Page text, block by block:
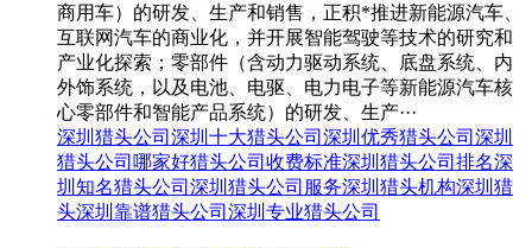
商用车）的研发、生产和销售，正积*推进新能源汽车、
互联网汽车的商业化，并开展智能驾驶等技术的研究和
产业化探索；零部件（含动力驱动系统、底盘系统、内
外饰系统，以及电池、电驱、电力电子等新能源汽车核
心零部件和智能产品系统）的研发、生产···
深圳猎头公司 深圳十大猎头公司 深圳优秀猎头公司 深圳
猎头公司哪家好猎头公司收费标准深圳猎头公司排名深
圳知名猎头公司 深圳猎头公司服务深圳猎头机构深圳猎
头深圳靠谱猎头公司 深圳专业猎头公司